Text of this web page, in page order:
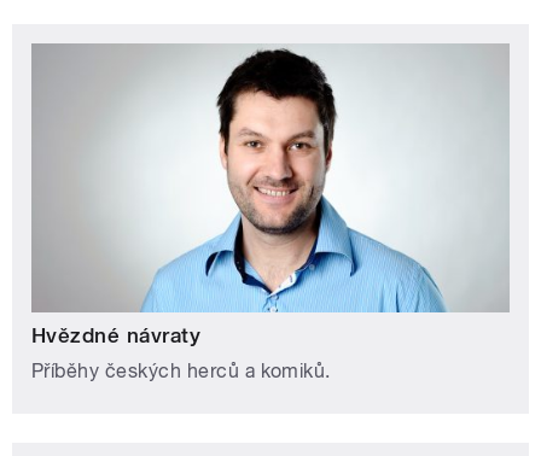
Hvězdné návraty
Příběhy českých herců a komiků.